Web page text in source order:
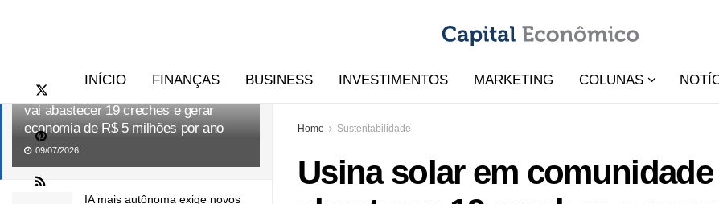
Usina solar em comunidade de Niterói
vai abastecer 19 creches e gerar
economia de R$ 5 milhões por ano
09/07/2026
IA mais autônoma exige novos
INÍCIO FINANÇAS BUSINESS INVESTIMENTOS MARKETING COLUNAS
Home Sustentabilidade
Usina solar em